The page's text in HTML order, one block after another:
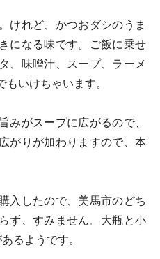
けれど、かつおダシのうま
になる味です。ご飯に乗せ
、味噌汁、スープ、ラーメ
いけちゃいます。
みがスープに広がるので、
がりが加わりますので、本
入したので、美馬市のどち
ず、すみません。大瓶と小
るようです。